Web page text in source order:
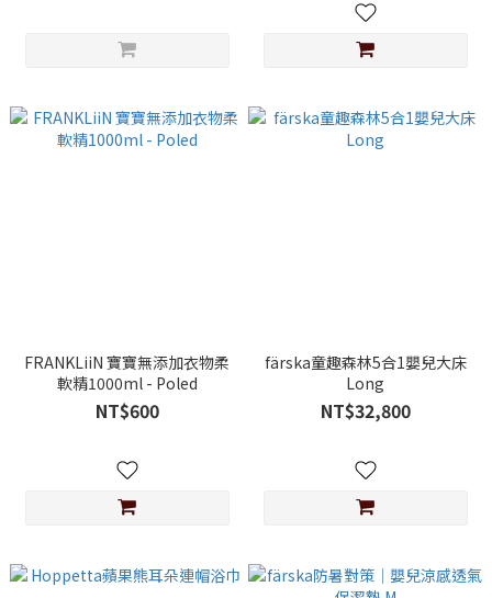
FRANKLiiN 寶寶無添加衣物柔
軟精1000ml - Poled
NT$600
färska童趣森林5合1嬰兒大床
Long
NT$32,800